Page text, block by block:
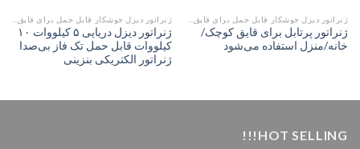
ژنراتور پرتابل برای قایق کوچک/
خانه/منزل استفاده می‌شود
ژنراتور دیزل دریایی ۵ کیلووات ۱۰
کیلووات قابل حمل تک فاز بی‌صدا
ژنراتور الکتریکی بنزینی
HOT SELLING!!!